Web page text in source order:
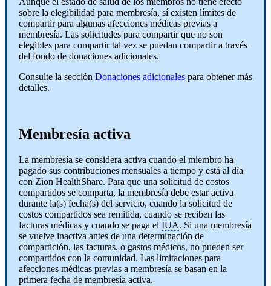
sobre la elegibilidad para membresía, sí existen límites de
compartir para algunas afecciones médicas previas a
membresía. Las solicitudes para compartir que no son
elegibles para compartir tal vez se puedan compartir a través
del fondo de donaciones adicionales.
Consulte la sección Donaciones adicionales para obtener más
detalles.
Membresía activa
La membresía se considera activa cuando el miembro ha
pagado sus contribuciones mensuales a tiempo y está al día
con Zion HealthShare. Para que una solicitud de costos
compartidos se comparta, la membresía debe estar activa
durante la(s) fecha(s) del servicio, cuando la solicitud de
costos compartidos sea remitida, cuando se reciben las
facturas médicas y cuando se paga el IUA. Si una membresía
se vuelve inactiva antes de una determinación de
compartición, las facturas, o gastos médicos, no pueden ser
compartidos con la comunidad. Las limitaciones para
afecciones médicas previas a membresía se basan en la
primera fecha de membresía activa.